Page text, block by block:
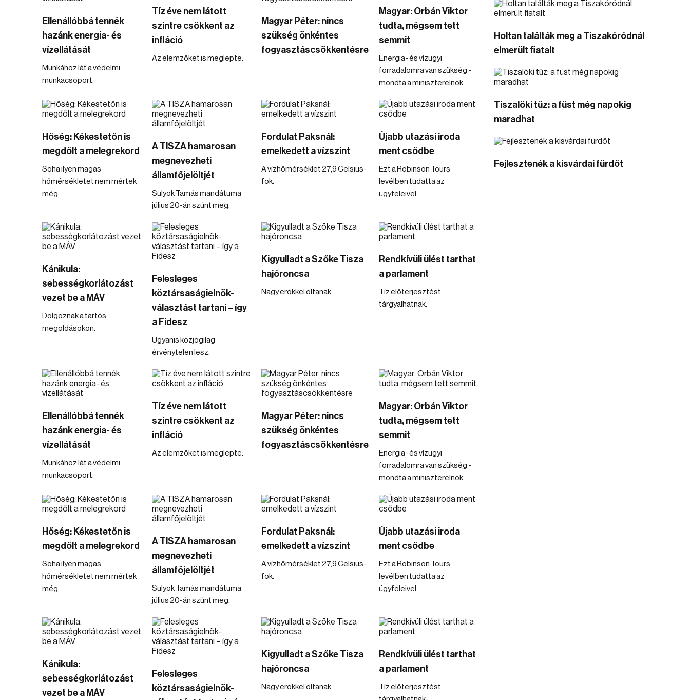
Ellenállóbbá tennék
hazánk energia- és
vízellátását
Munkához lát a védelmi
munkacsoport.
Tíz éve nem látott
szintre csökkent az
infláció
Az elemzőket is meglepte.
Magyar Péter: nincs
szükség önkéntes
fogyasztáscsökkentésre
Magyar: Orbán Viktor
tudta, mégsem tett
semmit
Energia- és vízügyi
forradalomra van szükség -
mondta a miniszterelnök.
Hőség: Kékestetőn is
megdőlt a melegrekord
Soha ilyen magas
hőmérsékletet nem mértek
még.
A TISZA hamarosan
megnevezheti
államfőjelöltjét
Sulyok Tamás mandátuma
július 20-án szűnt meg.
Fordulat Paksnál:
emelkedett a vízszint
A vízhőmérséklet 27,9 Celsius-
fok.
Újabb utazási iroda
ment csődbe
Ezt a Robinson Tours
levélben tudatta az
ügyfeleivel.
Kánikula:
sebességkorlátozást
vezet be a MÁV
Dolgoznak a tartós
megoldásokon.
Felesleges
köztársaságielnök-
választást tartani – így
a Fidesz
Ugyanis közjogilag
érvénytelen lesz.
Kigyulladt a Szőke Tisza
hajóroncsa
Nagy erőkkel oltanak.
Rendkívüli ülést tarthat
a parlament
Tíz előterjesztést
tárgyalhatnak.
Ellenállóbbá tennék
hazánk energia- és
vízellátását
Munkához lát a védelmi
munkacsoport.
Tíz éve nem látott
szintre csökkent az
infláció
Az elemzőket is meglepte.
Magyar Péter: nincs
szükség önkéntes
fogyasztáscsökkentésre
Magyar: Orbán Viktor
tudta, mégsem tett
semmit
Energia- és vízügyi
forradalomra van szükség -
mondta a miniszterelnök.
Hőség: Kékestetőn is
megdőlt a melegrekord
Soha ilyen magas
hőmérsékletet nem mértek
még.
A TISZA hamarosan
megnevezheti
államfőjelöltjét
Sulyok Tamás mandátuma
július 20-án szűnt meg.
Fordulat Paksnál:
emelkedett a vízszint
A vízhőmérséklet 27,9 Celsius-
fok.
Újabb utazási iroda
ment csődbe
Ezt a Robinson Tours
levélben tudatta az
ügyfeleivel.
Kánikula:
sebességkorlátozást
vezet be a MÁV
Felesleges
köztársaságielnök-
Kigyulladt a Szőke Tisza
hajóroncsa
Nagy erőkkel oltanak.
Rendkívüli ülést tarthat
a parlament
Tíz előterjesztést
Holtan találták meg a Tiszakóródnál
elmerült fiatalt
Tiszalöki tűz: a füst még napokig
maradhat
Fejlesztenék a kisvárdai fürdőt